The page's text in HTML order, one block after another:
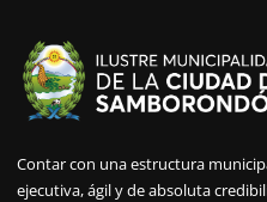
Contar con una estructura
ejecutiva, ágil y de absoluta